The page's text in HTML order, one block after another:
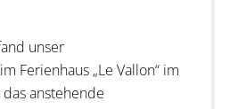
unser
Ferienhaus „Le Vallon“ im
anstehende